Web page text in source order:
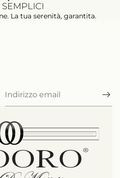
SEMPLICI
La tua serenità, garantita.